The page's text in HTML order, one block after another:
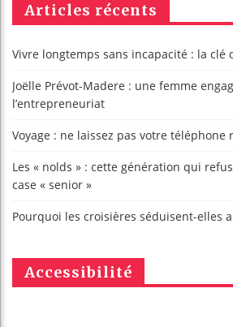
Articles récents
Vivre longtemps sans incapacité : la
Joëlle Prévot-Madere : une femme
l’entrepreneuriat
Voyage : ne laissez pas votre téléphone
Les « nolds » : cette génération qui
case « senior »
Pourquoi les croisières séduisent-elles
Accessibilité